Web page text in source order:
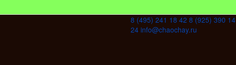
8 (495) 241 18 42 8 (925) 390 14
24 info@chaochay.ru